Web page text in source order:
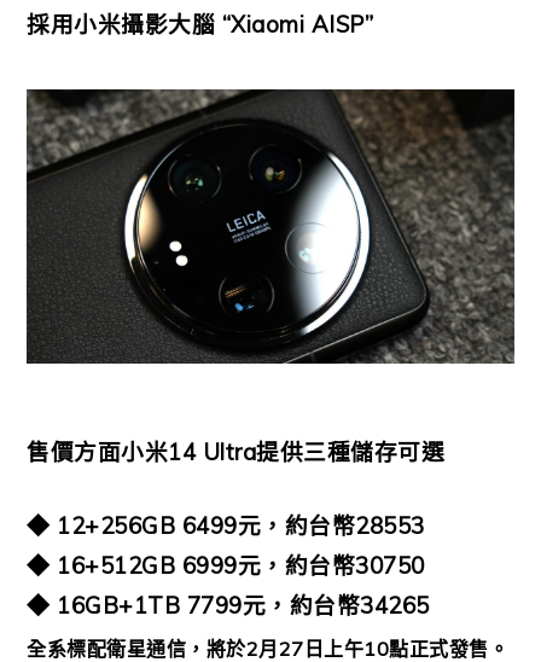
採用小米攝影大腦 “Xiaomi AISP”
售價方面小米14 Ultra提供三種儲存可選
◆ 12+256GB 6499元，約台幣28553
◆ 16+512GB 6999元，約台幣30750
◆ 16GB+1TB 7799元，約台幣34265
全系標配衛星通信，將於2月27日上午10點正式發售。